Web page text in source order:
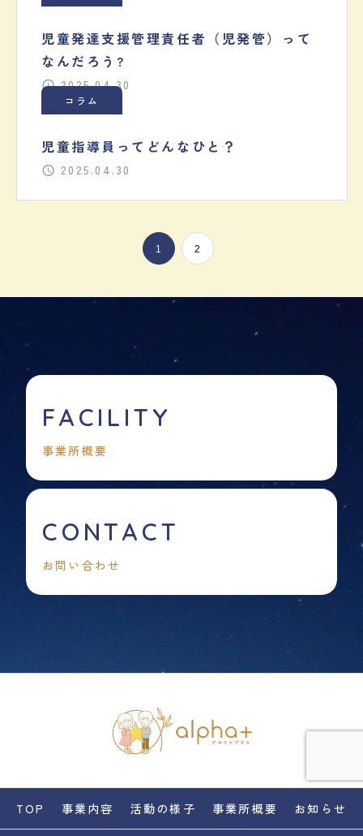
児童発達支援管理責任者（児発管）って
なんだろう?
2025.04.30
コラム
児童指導員ってどんなひと？
2025.04.30
1 2
FACILITY
事業所概要
CONTACT
お問い合わせ
TOP 事業内容 活動の様子 事業所概要 お知らせ